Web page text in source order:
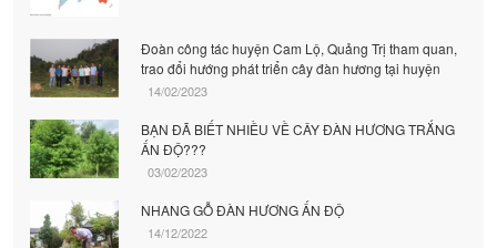
Đoàn công tác huyện Cam Lộ, Quảng Trị tham quan,
trao đổi hướng phát triển cây đàn hương tại huyện
14/02/2023
BẠN ĐÃ BIẾT NHIỀU VỀ CÂY ĐÀN HƯƠNG TRẮNG
ẤN ĐỘ???
03/02/2023
NHANG GỖ ĐÀN HƯƠNG ẤN ĐỘ
14/12/2022